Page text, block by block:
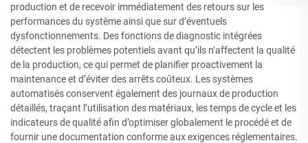
production et de recevoir immédiatement des retours sur les
performances du système ainsi que sur d’éventuels
dysfonctionnements. Des fonctions de diagnostic intégrées
détectent les problèmes potentiels avant qu’ils n’affectent la qualité
de la production, ce qui permet de planifier proactivement la
maintenance et d’éviter des arrêts coûteux. Les systèmes
automatisés conservent également des journaux de production
détaillés, traçant l’utilisation des matériaux, les temps de cycle et les
indicateurs de qualité afin d’optimiser globalement le procédé et de
fournir une documentation conforme aux exigences réglementaires.